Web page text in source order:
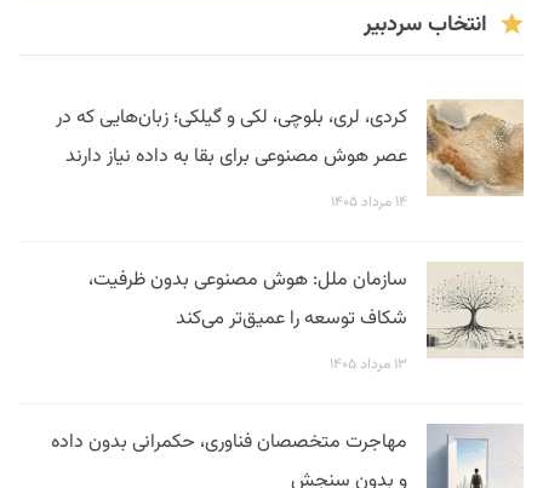
انتخاب سردبیر
کردی، لری، بلوچی، لکی و گیلکی؛ زبان‌هایی که در
عصر هوش مصنوعی برای بقا به داده نیاز دارند
۱۴ مرداد ۱۴۰۵
سازمان ملل: هوش مصنوعی بدون ظرفیت،
شکاف توسعه را عمیق‌تر می‌کند
۱۳ مرداد ۱۴۰۵
مهاجرت متخصصان فناوری، حکمرانی بدون داده
و بدون سنجش